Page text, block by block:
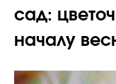
сад:
началу